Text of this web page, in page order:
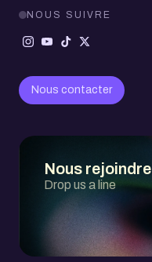
NOUS SUIVRE
Nous contacter
Nous rejoindre
Drop us a line